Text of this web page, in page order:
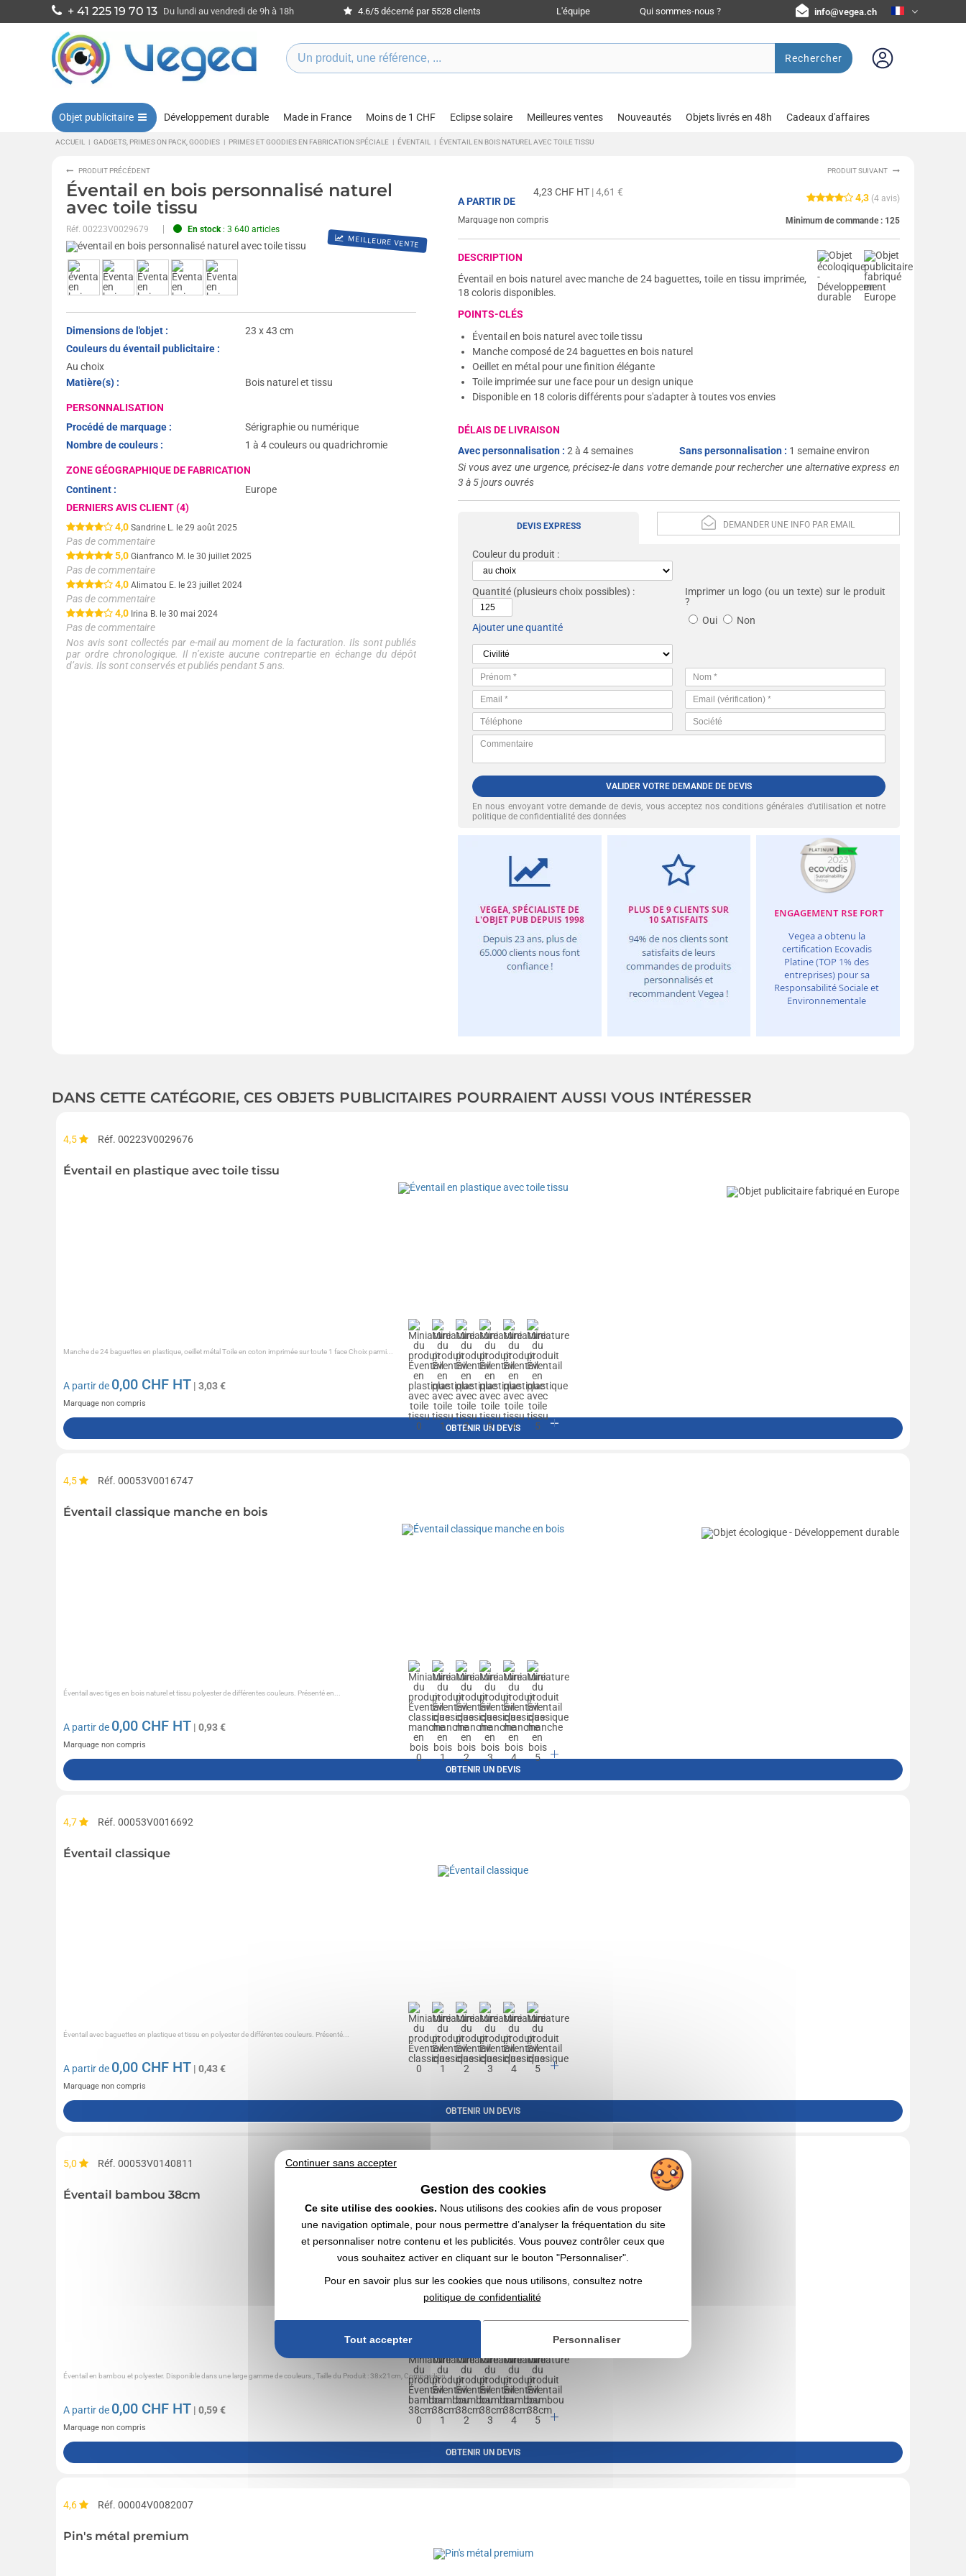
+ 41 225 19 70 13 Du lundi au vendredi de 9h à 18h 4.6/5 décerné par 5528 clients L'équipe Qui sommes-nous ? info@vegea.ch
Rechercher
Objet publicitaire Développement durable Made in France Moins de 1 CHF Eclipse solaire Meilleures ventes Nouveautés Objets livrés en 48h Cadeaux d'affaires
ACCUEIL | GADGETS, PRIMES ON PACK, GOODIES | PRIMES ET GOODIES EN FABRICATION SPÉCIALE | ÉVENTAIL | ÉVENTAIL EN BOIS NATUREL AVEC TOILE TISSU
PRODUIT PRÉCÉDENT PRODUIT SUIVANT
Éventail en bois personnalisé naturel
avec toile tissu
Réf. 00223V0029679 En stock: 3 640 articles
MEILLEURE VENTE
Dimensions de l'objet :
23 x 43 cm
Couleurs du éventail publicitaire :
Au choix
Matière(s) :
Bois naturel et tissu
PERSONNALISATION
Procédé de marquage :
Sérigraphie ou numérique
Nombre de couleurs :
1 à 4 couleurs ou quadrichromie
ZONE GÉOGRAPHIQUE DE FABRICATION
Continent :
Europe
DERNIERS AVIS CLIENT (4)
4,0 Sandrine L. le 29 août 2025
Pas de commentaire
5,0 Gianfranco M. le 30 juillet 2025
Pas de commentaire
4,0 Alimatou E. le 23 juillet 2024
Pas de commentaire
4,0 Irina B. le 30 mai 2024
Pas de commentaire
Nos avis sont collectés par e-mail au moment de la facturation. Ils sont publiés
par ordre chronologique. Il n’existe aucune contrepartie en échange du dépôt
d’avis. Ils sont conservés et publiés pendant 5 ans.
4,3 (4avis)
4,23CHF HT | 4,61 €
A PARTIR DE
Marquage non compris Minimum de commande : 125
DESCRIPTION
Éventail en bois naturel avec manche de 24 baguettes, toile en tissu imprimée,
18 coloris disponibles.
POINTS-CLÉS
Éventail en bois naturel avec toile tissu
Manche composé de 24 baguettes en bois naturel
Oeillet en métal pour une finition élégante
Toile imprimée sur une face pour un design unique
Disponible en 18 coloris différents pour s'adapter à toutes vos envies
DÉLAIS DE LIVRAISON
Avec personnalisation :2 à 4 semaines Sans personnalisation : 1 semaine environ
Si vous avez une urgence, précisez-le dans votre demande pour rechercher une alternative express en
3 à 5 jours ouvrés
DEMANDER UNE INFO PAR EMAIL
DEVIS EXPRESS
Couleur du produit :
Quantité (plusieurs choix possibles) :
Ajouter une quantité
Imprimer un logo (ou un texte) sur le produit
?
Oui
Non
VALIDER VOTRE DEMANDE DE DEVIS
En nous envoyant votre demande de devis, vous acceptez nosconditions générales d’utilisation et notre
politique de confidentialité des données
DANS CETTE CATÉGORIE, CES OBJETS PUBLICITAIRES POURRAIENT AUSSI VOUS INTÉRESSER
4,5 Réf. 00223V0029676
Éventail en plastique avec toile tissu
Manche de 24 baguettes en plastique, oeillet métal Toile en coton imprimée sur toute 1 face Choix parmi...
A partir de 0,00 CHF HT | 3,03 €
Marquage non compris
OBTENIR UN DEVIS
4,5 Réf. 00053V0016747
Éventail classique manche en bois
Éventail avec tiges en bois naturel et tissu polyester de différentes couleurs. Présenté en...
A partir de 0,00 CHF HT | 0,93 €
Marquage non compris
OBTENIR UN DEVIS
4,7 Réf. 00053V0016692
Éventail classique
Éventail avec baguettes en plastique et tissu en polyester de différentes couleurs. Présenté...
A partir de 0,00 CHF HT | 0,43 €
Marquage non compris
OBTENIR UN DEVIS
5,0 Réf. 00053V0140811
Éventail bambou 38cm
Éventail en bambou et polyester. Disponible dans une large gamme de couleurs., Taille du Produit : 38x21cm, Composition...
A partir de 0,00 CHF HT | 0,59 €
Marquage non compris
OBTENIR UN DEVIS
4,6 Réf. 00004V0082007
Pin's métal premium
Continuer sans accepter
Gestion des cookies
Ce site utilise des cookies. Nous utilisons des cookies afin de vous proposer
une navigation optimale, pour nous permettre d’analyser la fréquentation du site
et personnaliser notre contenu et les publicités. Vous pouvez contrôler ceux que
vous souhaitez activer en cliquant sur le bouton "Personnaliser".
Pour en savoir plus sur les cookies que nous utilisons, consultez notre
politique de confidentialité
Tout accepter Personnaliser